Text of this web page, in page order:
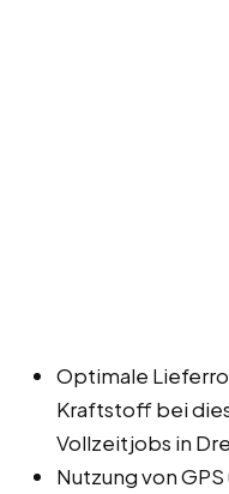
Optimale
Kraftstoff bei
Vollzeitjobs in
Nutzung von